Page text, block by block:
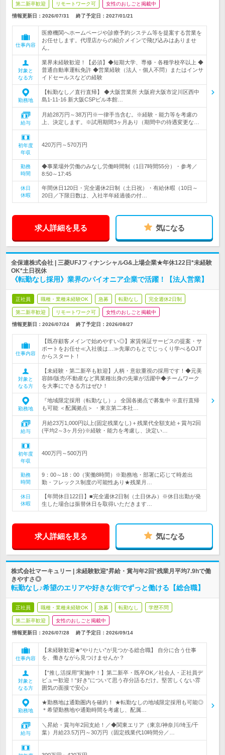
第二新卒歓迎 リモートワーク可 女性のおしごと掲載中
情報更新日：2026/07/31 終了予定日： 2027/01/21
仕事内容
医療機関へホームページや診療予約システム等を提案する営業を
お任せします。代理店からの紹介メインで飛び込みはありませ
ん。
対象と
なる方
業界未経験歓迎！【必須】◆短期大学、専修・各種学校卒以上 ◆
普通自動車運転免許 ◆営業経験（法人・個人不問）またはインサ
イドセールスなどの経験
勤務地
【転勤なし／直行直帰】 ◆大阪営業所 大阪府大阪市淀川区西中
島1-11-16 新大阪CSPビル本館…
給与
月給28万円～38万円※一律手当含む。※経験・能力等を考慮の
上、決定します。※試用期間3ヶ月あり（期間中の待遇変更な…
初年度
年収
420万円～570万円
勤務
時間
◆事業場外労働のみなし労働時間制（1日7時間55分）・参考／
8:50～17:45
休日
休暇
年間休日120日・完全週休2日制（土日祝）・有給休暇（10日～
20日／下限日数は、入社半年経過後の付…
求人詳細を見る 気になる
全保連株式会社 | 三菱UFJフィナンシャルG&上場企業★年休122日*未経験
OK*土日祝休
《転勤なし採用》業界のパイオニア企業で活躍！【法人営業】
正社員 職種・業種未経験OK 急募 転勤なし 完全週休2日制
第二新卒歓迎 リモートワーク可 女性のおしごと掲載中
情報更新日：2026/07/24 終了予定日： 2026/08/27
仕事内容
【既存顧客メインで始めやすい◎】家賃保証サービスの提案・サ
ポートをお任せ≪入社後は…≫先輩のもとでじっくり学べるOJT
からスタート！
対象と
なる方
【未経験・第二新卒も歓迎】人柄・意欲重視の採用です！◆元美
容師/販売/不動産など異業種出身の先輩が活躍中◆チームワーク
を大事にできる方はぜひ！
勤務地
『地域限定採用（転勤なし）』 全国各拠点で募集中 ※直行直帰
も可能 ＜配属拠点＞ ・東京第二本社…
給与
月給23万1,000円以上(固定残業なし)＋残業代全額支給＋賞与2回
(平均2～3ヶ月分)※経験・能力を考慮し、決定い…
初年度
年収
400万円～500万円
勤務
時間
9：00～18：00（実働8時間）※勤務地・部署に応じて時差出
勤・フレックス制度の可能性あり★残業月…
休日
休暇
【年間休日122日】■完全週休2日制（土日休み）※休日出勤が発
生した場合は振替休日を取得いただきます…
求人詳細を見る 気になる
株式会社マーキュリー | 未経験歓迎*昇給・賞与年2回*残業月平均7.9hで働
きやすさ◎
転勤なし♪希望のエリアや好きな街でずっと働ける【総合職】
正社員 職種・業種未経験OK 急募 転勤なし 学歴不問
第二新卒歓迎 女性のおしごと掲載中
情報更新日：2026/07/28 終了予定日： 2026/09/14
仕事内容
【未経験歓迎★“やりたい”が見つかる総合職】 自分に合う仕事
を、働きながら見つけませんか？
対象と
なる方
【“推し活採用”実施中！】第二新卒・既卒OK／社会人・正社員デ
ビュー歓迎！“好き”について思う存分語るだけ。堅苦しくない雰
囲気の面接で安心♪
勤務地
★勤務地は通勤圏内を確約！ ★転勤なしの地域限定採用も可能◎
＊希望勤務地や通勤時間を考慮し、配属…
給与
＼昇給・賞与年2回支給！／◆関東エリア（東京/神奈川/埼玉/千
葉）月給23.5万円～30万円（固定残業代10時間分／…